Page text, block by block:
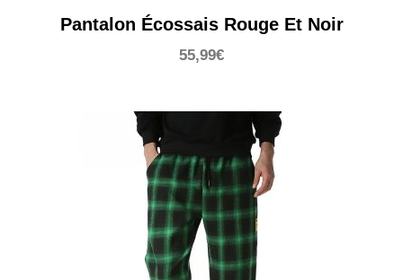
Pantalon Écossais Rouge Et Noir
55,99€